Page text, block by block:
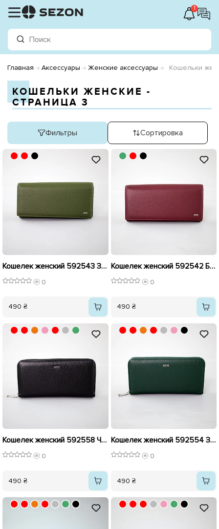
1
Главная Аксессуары Женские аксессуары Кошельки
КОШЕЛЬКИ ЖЕНСКИЕ -
СТРАНИЦА 3
Фильтры Сортировка
Кошелек женский 592543 Зеленый
0
490 ₴
Кошелек женский 592542 Бордовый
0
490 ₴
Кошелек женский 592558 Черный
0
490 ₴
Кошелек женский 592554 Зеленый
0
490 ₴